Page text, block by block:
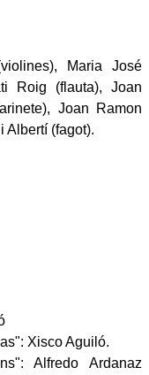
Maria José
Roig (flauta), Joan
Joan Ramon
Albertí (fagot).
Xisco Aguiló.
Alfredo Ardanaz